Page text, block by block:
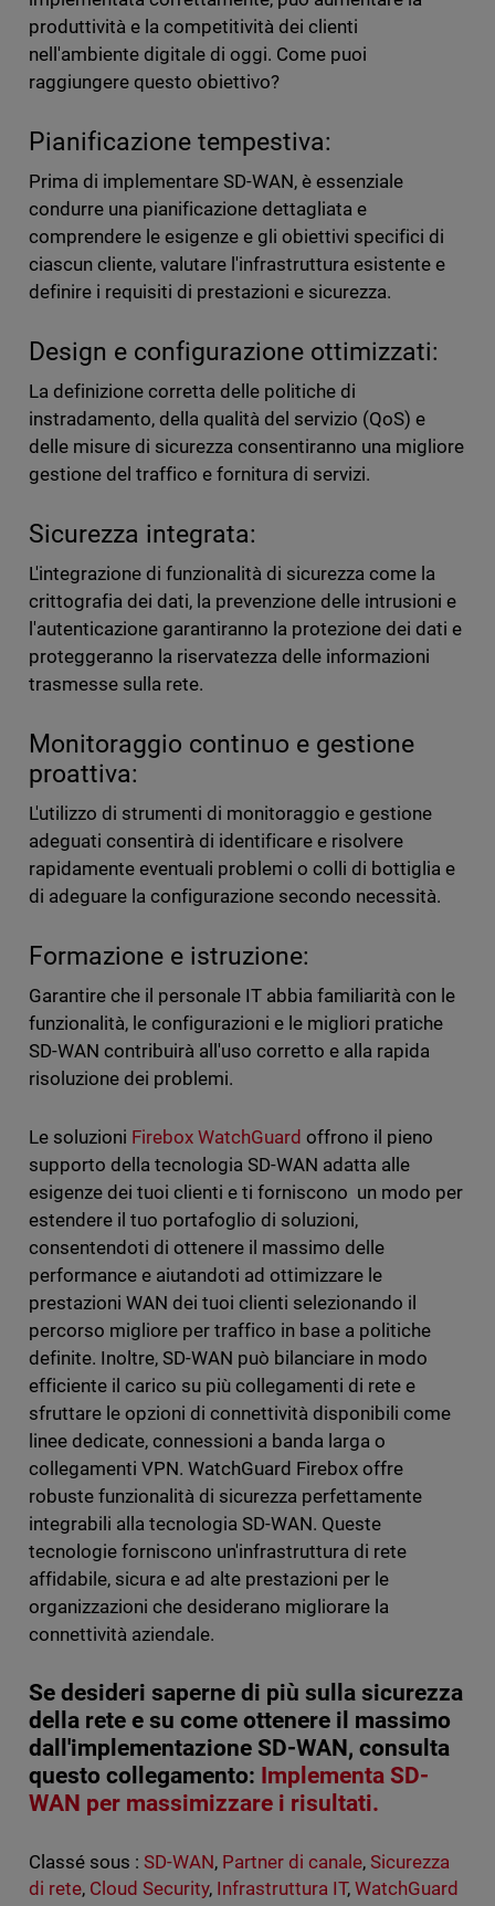
produttività e la competitività dei clienti
nell'ambiente digitale di oggi. Come puoi
raggiungere questo obiettivo?
Pianificazione tempestiva:
Prima di implementare SD-WAN, è essenziale
condurre una pianificazione dettagliata e
comprendere le esigenze e gli obiettivi specifici di
ciascun cliente, valutare l'infrastruttura esistente e
definire i requisiti di prestazioni e sicurezza.
Design e configurazione ottimizzati:
La definizione corretta delle politiche di
instradamento, della qualità del servizio (QoS) e
delle misure di sicurezza consentiranno una migliore
gestione del traffico e fornitura di servizi.
Sicurezza integrata:
L'integrazione di funzionalità di sicurezza come la
crittografia dei dati, la prevenzione delle intrusioni e
l'autenticazione garantiranno la protezione dei dati e
proteggeranno la riservatezza delle informazioni
trasmesse sulla rete.
Monitoraggio continuo e gestione
proattiva:
L'utilizzo di strumenti di monitoraggio e gestione
adeguati consentirà di identificare e risolvere
rapidamente eventuali problemi o colli di bottiglia e
di adeguare la configurazione secondo necessità.
Formazione e istruzione:
Garantire che il personale IT abbia familiarità con le
funzionalità, le configurazioni e le migliori pratiche
SD-WAN contribuirà all'uso corretto e alla rapida
risoluzione dei problemi.
Le soluzioni Firebox WatchGuard offrono il pieno
supporto della tecnologia SD-WAN adatta alle
esigenze dei tuoi clienti e ti forniscono un modo per
estendere il tuo portafoglio di soluzioni,
consentendoti di ottenere il massimo delle
performance e aiutandoti ad ottimizzare le
prestazioni WAN dei tuoi clienti selezionando il
percorso migliore per traffico in base a politiche
definite. Inoltre, SD-WAN può bilanciare in modo
efficiente il carico su più collegamenti di rete e
sfruttare le opzioni di connettività disponibili come
linee dedicate, connessioni a banda larga o
collegamenti VPN. WatchGuard Firebox offre
robuste funzionalità di sicurezza perfettamente
integrabili alla tecnologia SD-WAN. Queste
tecnologie forniscono un'infrastruttura di rete
affidabile, sicura e ad alte prestazioni per le
organizzazioni che desiderano migliorare la
connettività aziendale.
Se desideri saperne di più sulla sicurezza
della rete e su come ottenere il massimo
dall'implementazione SD-WAN, consulta
questo collegamento: Implementa SD-
WAN per massimizzare i risultati.
Classé sous : SD-WAN, Partner di canale,Sicurezza
di rete, Cloud Security, Infrastruttura IT,WatchGuard